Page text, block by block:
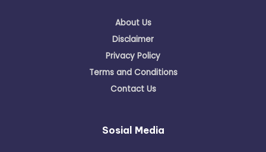
About Us
Disclaimer
Privacy Policy
Terms and Conditions
Contact Us
Sosial Media